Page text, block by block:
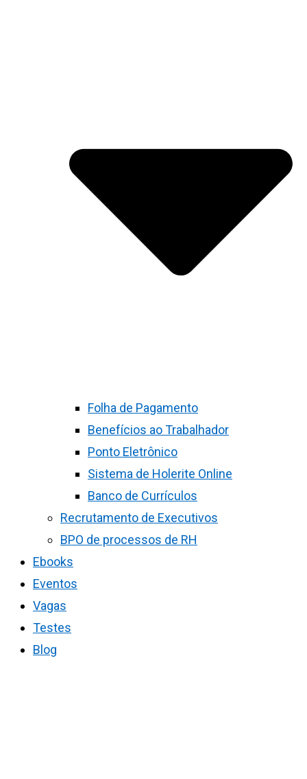
Folha de Pagamento
Benefícios ao Trabalhador
Ponto Eletrônico
Sistema de Holerite Online
Banco de Currículos
Recrutamento de Executivos
BPO de processos de RH
Ebooks
Eventos
Vagas
Testes
Blog